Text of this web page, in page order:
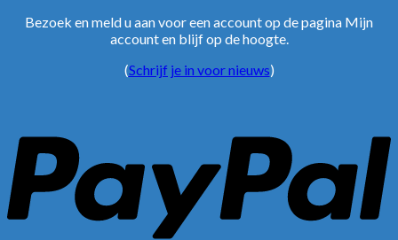
Bezoek en meld u aan voor een account op de pagina Mijn
account en blijf op de hoogte.
(Schrijf je in voor nieuws)